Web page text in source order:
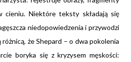
cieniu. Niektóre teksty składają się
niedopowiedzenia i przywodzi
różnicą, że Shepard – o dwa pokolenia
boryka się z kryzysem męskości: